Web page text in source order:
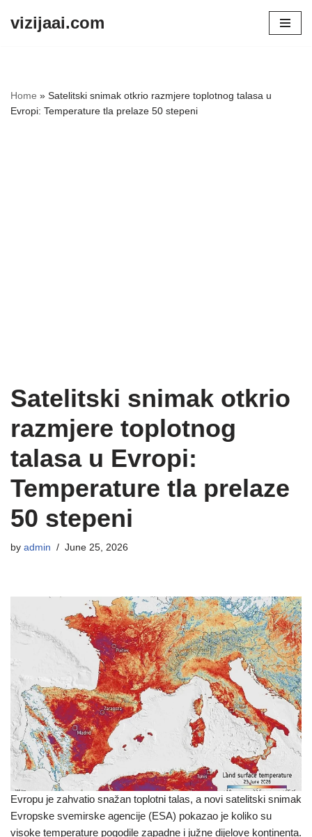
vizijaai.com
Home » Satelitski snimak otkrio razmjere toplotnog talasa u
Evropi: Temperature tla prelaze 50 stepeni
Satelitski snimak otkrio
razmjere toplotnog
talasa u Evropi:
Temperature tla prelaze
50 stepeni
by admin June 25, 2026
Evropu je zahvatio snažan toplotni talas, a novi satelitski snimak
Evropske svemirske agencije (ESA) pokazao je koliko su
visoke temperature pogodile zapadne i južne dijelove kontinenta.